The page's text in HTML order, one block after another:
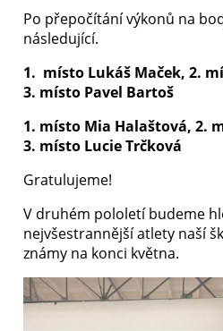
Po přepočítání výkonů na
následující.
1. místo Lukáš Maček, 2.
3. místo Pavel Bartoš
1. místo Mia Halaštová, 2.
3. místo Lucie Trčková
Gratulujeme!
V druhém pololetí budeme
nejvšestrannější atlety naší
známy na konci května.